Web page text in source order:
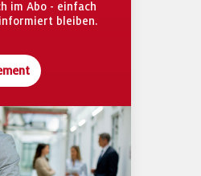
im Abo - einfach
bleiben.